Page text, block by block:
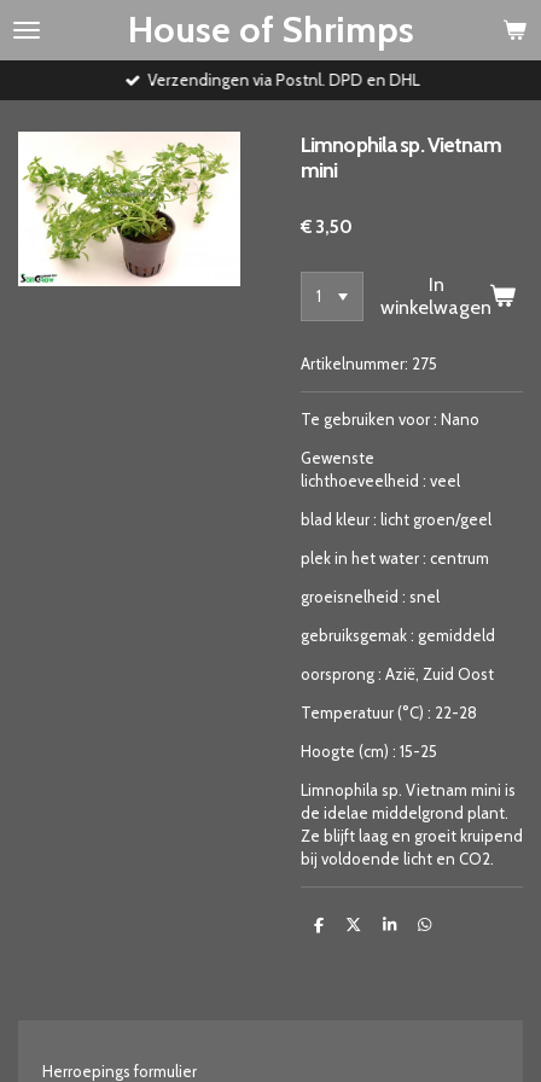
Ga
House of Shrimps
Verzendingen via Postnl. DPD en DHL
Limnophila sp. Vietnam
mini
€ 3,50
In
winkelwagen
Artikelnummer: 275
Te gebruiken voor: Nano
Gewenste
lichthoeveelheid : veel
blad kleur: licht groen/geel
plek in het water: centrum
groeisnelheid : snel
gebruiksgemak: gemiddeld
oorsprong: Azië, Zuid Oost
Temperatuur (°C) : 22-28
Hoogte (cm) : 15-25
Limnophila sp. Vietnam mini is
de idelae middelgrond plant.
Ze blijft laag en groeit kruipend
bij voldoende licht en CO2.
D
D
S
D
Herroepings formulier